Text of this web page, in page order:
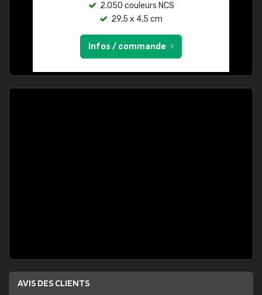
2.050 couleurs NCS
29,5 x 4,5 cm
Infos / commande
AVIS DES CLIENTS